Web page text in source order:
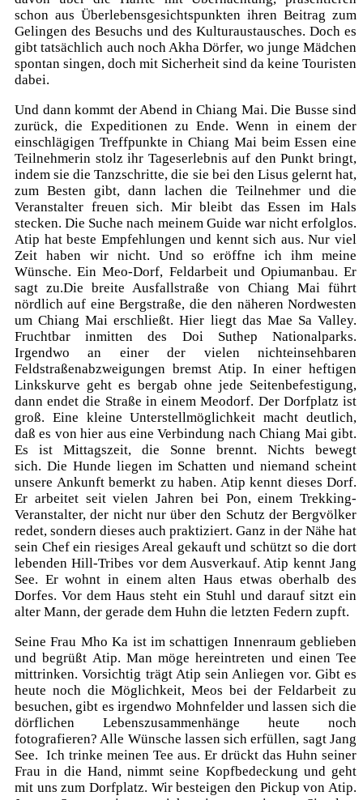
schon aus Überlebensgesichtspunkten ihren Beitrag zum
Gelingen des Besuchs und des Kulturaustausches. Doch es
gibt tatsächlich auch noch Akha Dörfer, wo junge Mädchen
spontan singen, doch mit Sicherheit sind da keine Touristen
dabei.
Und dann kommt der Abend in Chiang Mai. Die Busse sind
zurück, die Expeditionen zu Ende. Wenn in einem der
einschlägigen Treffpunkte in Chiang Mai beim Essen eine
Teilnehmerin stolz ihr Tageserlebnis auf den Punkt bringt,
indem sie die Tanzschritte, die sie bei den Lisus gelernt hat,
zum Besten gibt, dann lachen die Teilnehmer und die
Veranstalter freuen sich. Mir bleibt das Essen im Hals
stecken. Die Suche nach meinem Guide war nicht erfolglos.
Atip hat beste Empfehlungen und kennt sich aus. Nur viel
Zeit haben wir nicht. Und so eröffne ich ihm meine
Wünsche. Ein Meo-Dorf, Feldarbeit und Opiumanbau. Er
sagt zu.Die breite Ausfallstraße von Chiang Mai führt
nördlich auf eine Bergstraße, die den näheren Nordwesten
um Chiang Mai erschließt. Hier liegt das Mae Sa Valley.
Fruchtbar inmitten des Doi Suthep Nationalparks.
Irgendwo an einer der vielen nichteinsehbaren
Feldstraßenabzweigungen bremst Atip. In einer heftigen
Linkskurve geht es bergab ohne jede Seitenbefestigung,
dann endet die Straße in einem Meodorf. Der Dorfplatz ist
groß. Eine kleine Unterstellmöglichkeit macht deutlich,
daß es von hier aus eine Verbindung nach Chiang Mai gibt.
Es ist Mittagszeit, die Sonne brennt. Nichts bewegt
sich. Die Hunde liegen im Schatten und niemand scheint
unsere Ankunft bemerkt zu haben. Atip kennt dieses Dorf.
Er arbeitet seit vielen Jahren bei Pon, einem Trekking-
Veranstalter, der nicht nur über den Schutz der Bergvölker
redet, sondern dieses auch praktiziert. Ganz in der Nähe hat
sein Chef ein riesiges Areal gekauft und schützt so die dort
lebenden Hill-Tribes vor dem Ausverkauf. Atip kennt Jang
See. Er wohnt in einem alten Haus etwas oberhalb des
Dorfes. Vor dem Haus steht ein Stuhl und darauf sitzt ein
alter Mann, der gerade dem Huhn die letzten Federn zupft.
Seine Frau Mho Ka ist im schattigen Innenraum geblieben
und begrüßt Atip. Man möge hereintreten und einen Tee
mittrinken. Vorsichtig trägt Atip sein Anliegen vor. Gibt es
heute noch die Möglichkeit, Meos bei der Feldarbeit zu
besuchen, gibt es irgendwo Mohnfelder und lassen sich die
dörflichen Lebenszusammenhänge heute noch
fotografieren? Alle Wünsche lassen sich erfüllen, sagt Jang
See. Ich trinke meinen Tee aus. Er drückt das Huhn seiner
Frau in die Hand, nimmt seine Kopfbedeckung und geht
mit uns zum Dorfplatz. Wir besteigen den Pickup von Atip.